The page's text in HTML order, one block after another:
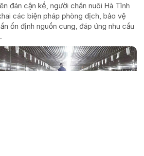
đán cận kề, người chăn nuôi Hà Tĩnh
các biện pháp phòng dịch, bảo vệ
ổn định nguồn cung, đáp ứng nhu cầu